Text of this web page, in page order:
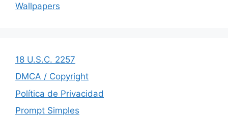
Wallpapers
18 U.S.C. 2257
DMCA / Copyright
Política de Privacidad
Prompt Simples